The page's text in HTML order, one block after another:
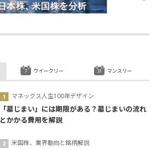
マネックス人生100年デザイン
「墓じまい」には期限がある？墓じまいの流れ
とかかる費用を解説
米国株、業界動向と銘柄解説
ウイークリー マンスリー